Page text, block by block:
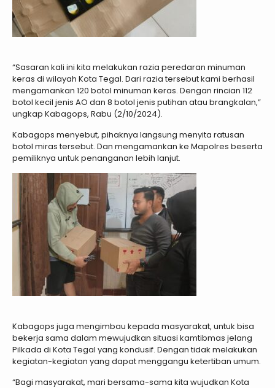
“Sasaran kali ini kita melakukan razia peredaran minuman
keras di wilayah Kota Tegal. Dari razia tersebut kami berhasil
mengamankan 120 botol minuman keras. Dengan rincian 112
botol kecil jenis AO dan 8 botol jenis putihan atau brangkalan,”
ungkap Kabagops, Rabu (2/10/2024).
Kabagops menyebut, pihaknya langsung menyita ratusan
botol miras tersebut. Dan mengamankan ke Mapolres beserta
pemiliknya untuk penanganan lebih lanjut.
Kabagops juga mengimbau kepada masyarakat, untuk bisa
bekerja sama dalam mewujudkan situasi kamtibmas jelang
Pilkada di Kota Tegal yang kondusif. Dengan tidak melakukan
kegiatan-kegiatan yang dapat menggangu ketertiban umum.
“Bagi masyarakat, mari bersama-sama kita wujudkan Kota